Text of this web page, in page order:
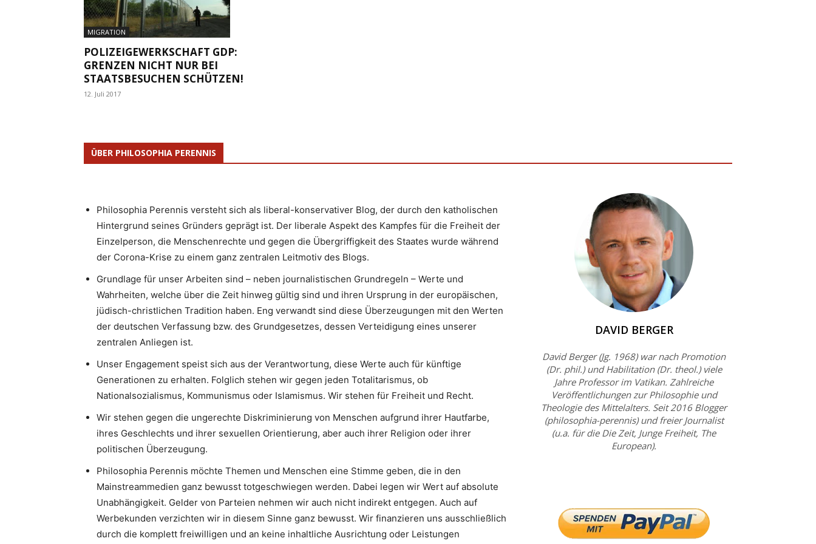
MIGRATION
POLIZEIGEWERKSCHAFT GDP:
GRENZEN NICHT NUR BEI
STAATSBESUCHEN SCHÜTZEN!
12. Juli 2017
ÜBER PHILOSOPHIA PERENNIS
Philosophia Perennis versteht sich als liberal-konservativer Blog, der durch den katholischen
Hintergrund seines Gründers geprägt ist. Der liberale Aspekt des Kampfes für die Freiheit der
Einzelperson, die Menschenrechte und gegen die Übergriffigkeit des Staates wurde während
der Corona-Krise zu einem ganz zentralen Leitmotiv des Blogs.
Grundlage für unser Arbeiten sind – neben journalistischen Grundregeln – Werte und
Wahrheiten, welche über die Zeit hinweg gültig sind und ihren Ursprung in der europäischen,
jüdisch-christlichen Tradition haben. Eng verwandt sind diese Überzeugungen mit den Werten
der deutschen Verfassung bzw. des Grundgesetzes, dessen Verteidigung eines unserer
zentralen Anliegen ist.
Unser Engagement speist sich aus der Verantwortung, diese Werte auch für künftige
Generationen zu erhalten. Folglich stehen wir gegen jeden Totalitarismus, ob
Nationalsozialismus, Kommunismus oder Islamismus. Wir stehen für Freiheit und Recht.
Wir stehen gegen die ungerechte Diskriminierung von Menschen aufgrund ihrer Hautfarbe,
ihres Geschlechts und ihrer sexuellen Orientierung, aber auch ihrer Religion oder ihrer
politischen Überzeugung.
Philosophia Perennis möchte Themen und Menschen eine Stimme geben, die in den
Mainstreammedien ganz bewusst totgeschwiegen werden. Dabei legen wir Wert auf absolute
Unabhängigkeit. Gelder von Parteien nehmen wir auch nicht indirekt entgegen. Auch auf
Werbekunden verzichten wir in diesem Sinne ganz bewusst. Wir finanzieren uns ausschließlich
durch die komplett freiwilligen und an keine inhaltliche Ausrichtung oder Leistungen
DAVID BERGER
David Berger (Jg. 1968) war nach Promotion
(Dr. phil.) und Habilitation (Dr. theol.) viele
Jahre Professor im Vatikan. Zahlreiche
Veröffentlichungen zur Philosophie und
Theologie des Mittelalters. Seit 2016 Blogger
(philosophia-perennis) und freier Journalist
(u.a. für die Die Zeit, Junge Freiheit, The
European).